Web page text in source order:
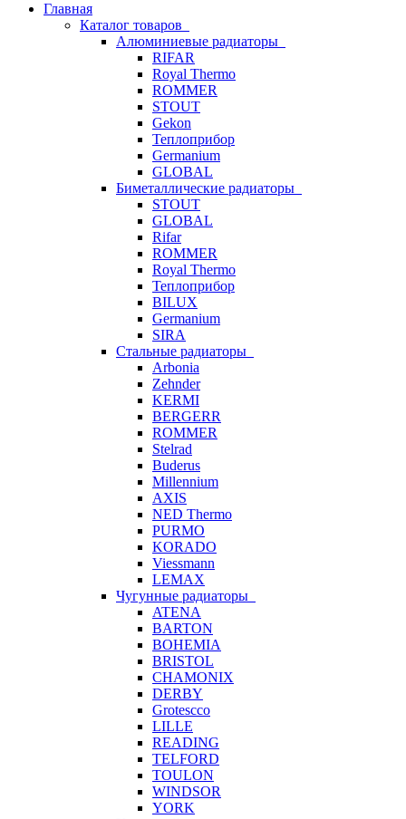
Главная
Каталог товаров
Алюминиевые радиаторы
RIFAR
Royal Thermo
ROMMER
STOUT
Gekon
Теплоприбор
Germanium
GLOBAL
Биметаллические радиаторы
STOUT
GLOBAL
Rifar
ROMMER
Royal Thermo
Теплоприбор
BILUX
Germanium
SIRA
Стальные радиаторы
Arbonia
Zehnder
KERMI
BERGERR
ROMMER
Stelrad
Buderus
Millennium
AXIS
NED Thermo
PURMO
KORADO
Viessmann
LEMAX
Чугунные радиаторы
ATENA
BARTON
BOHEMIA
BRISTOL
CHAMONIX
DERBY
Grotescco
LILLE
READING
TELFORD
TOULON
WINDSOR
YORK